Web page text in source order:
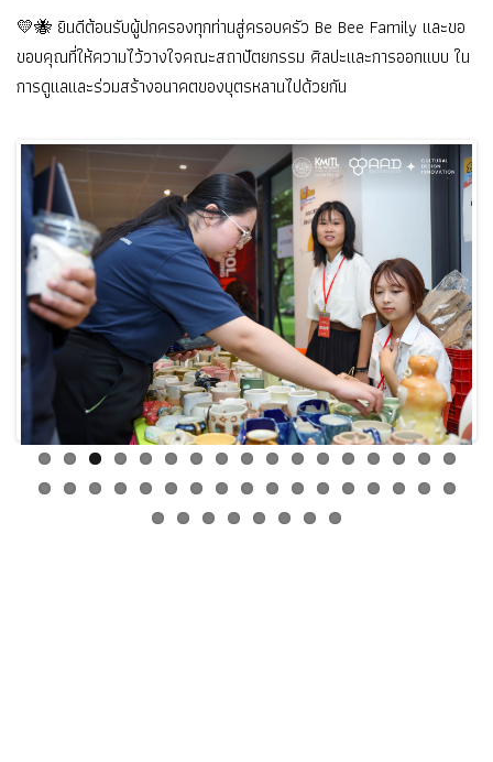
💛🐝 ยินดีต้อนรับผู้ปกครองทุกท่านสู่ครอบครัว Be Bee Family และขอ
ขอบคุณที่ให้ความไว้วางใจคณะสถาปัตยกรรม ศิลปะและการออกแบบ ใน
การดูแลและร่วมสร้างอนาคตของบุตรหลานไปด้วยกัน